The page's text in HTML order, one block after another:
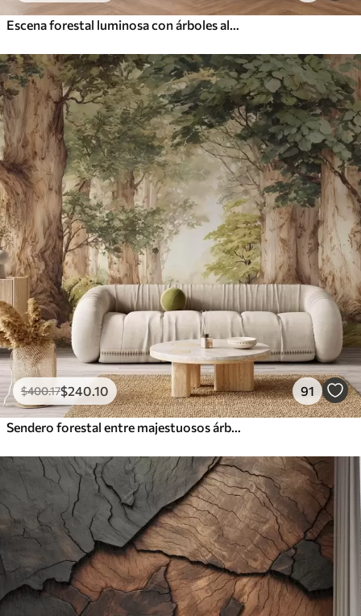
Escena forestal luminosa con árboles altos
$400.17$240.10 91
Sendero forestal entre majestuosos árboles en estilo acuarela